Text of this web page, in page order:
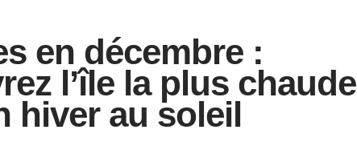
en décembre :
l’île la plus chaude
hiver au soleil